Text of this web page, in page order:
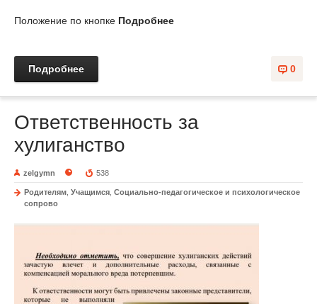
Положение по кнопке Подробнее
0
Подробнее
Ответственность за
хулиганство
zelgymn 538
Родителям Учащимся Социально-педагогическое и психологическое
сопрово